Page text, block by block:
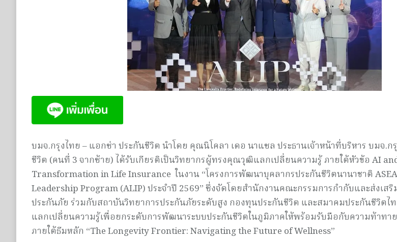
บมจ.กรุงไทย – แอกซ่า ประกันชีวิต นำโดย คุณนิโคลา เดอ นาแซล ประธานเจ้าหน้าที่บริหาร บมจ.
ชีวิต (คนที่ 3 จากซ้าย) ได้รับเกียรติเป็นวิทยากรผู้ทรงคุณวุฒิแลกเปลี่ยนความรู้ ภายใต้หัวข้อ AI
Transformation in Life Insurance ในงาน “โครงการพัฒนาบุคลากรประกันชีวิตนานาชาติ
Leadership Program (ALIP) ประจำปี 2569” ซึ่งจัดโดยสำนักงานคณะกรรมการกำกับและส่งเสริ
ประกันภัย ร่วมกับสถาบันวิทยาการประกันภัยระดับสูง กองทุนประกันชีวิต และสมาคมประกันชีวิตไ
แลกเปลี่ยนความรู้เพื่อยกระดับการพัฒนาระบบประกันชีวิตในภูมิภาคให้พร้อมรับมือกับความท้าทา
ภายใต้ธีมหลัก “The Longevity Frontier: Navigating the Future of Wellness”